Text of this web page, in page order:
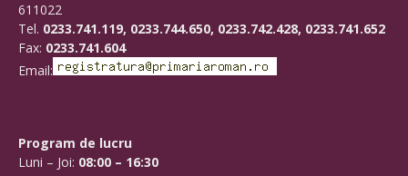
611022
Tel. 0233.741.119, 0233.744.650, 0233.742.428, 0233.741.652
Fax: 0233.741.604
Email:
Program de lucru
Luni – Joi: 08:00 – 16:30